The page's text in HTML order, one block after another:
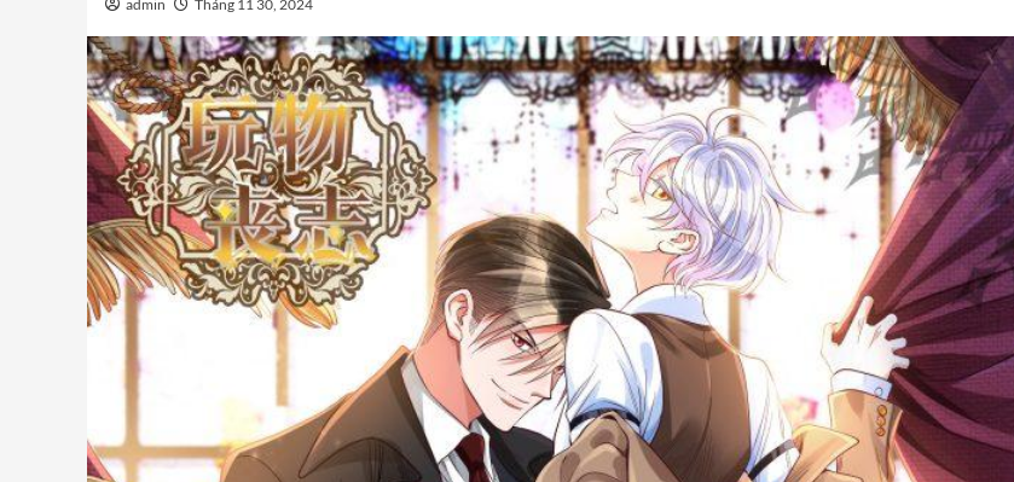
admin Tháng 11 30, 2024